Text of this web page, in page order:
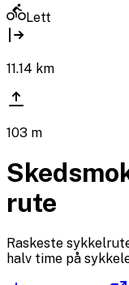
Lett
11.14 km
103 m
rute
Raskeste
halv time på